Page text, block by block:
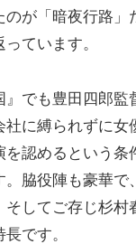
が「暗夜行路
ています。
でも豊田四郎
に縛られずに
認めるという
脇役陣も豪華
してご存じ杉
です。